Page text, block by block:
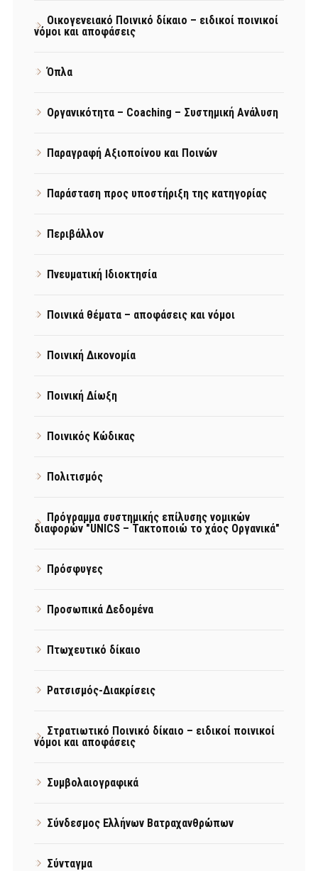
Οικογενειακό Ποινικό δίκαιο – ειδικοί ποινικοί
νόμοι και αποφάσεις
Όπλα
Οργανικότητα – Coaching – Συστημική Ανάλυση
Παραγραφή Αξιοποίνου και Ποινών
Παράσταση προς υποστήριξη της κατηγορίας
Περιβάλλον
Πνευματική Ιδιοκτησία
Ποινικά θέματα – αποφάσεις και νόμοι
Ποινική Δικονομία
Ποινική Δίωξη
Ποινικός Κώδικας
Πολιτισμός
Πρόγραμμα συστημικής επίλυσης νομικών
διαφορών "UNICS – Τακτοποιώ το χάος Οργανικά"
Πρόσφυγες
Προσωπικά Δεδομένα
Πτωχευτικό δίκαιο
Ρατσισμός-Διακρίσεις
Στρατιωτικό Ποινικό δίκαιο – ειδικοί ποινικοί
νόμοι και αποφάσεις
Συμβολαιογραφικά
Σύνδεσμος Ελλήνων Βατραχανθρώπων
Σύνταγμα